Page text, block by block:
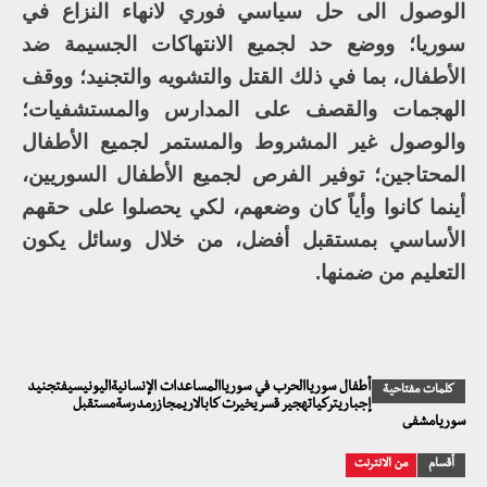
الوصول الى حل سياسي فوري لانهاء النزاع في
سوريا؛ ووضع حد لجميع الانتهاكات الجسيمة ضد
الأطفال، بما في ذلك القتل والتشويه والتجنيد؛ ووقف
الهجمات والقصف على المدارس والمستشفيات؛
والوصول غير المشروط والمستمر لجميع الأطفال
المحتاجين؛ توفير الفرص لجميع الأطفال السوريين،
أينما كانوا وأياً كان وضعهم، لكي يحصلوا على حقهم
الأساسي بمستقبل أفضل، من خلال وسائل يكون
التعليم من ضمنها.
كلمات مفتاحية
أطفال سورياالحرب في سورياالمساعدات الإنسانيةاليونيسيفتجنيد
إجباريتركياتهجير قسريخيرت كابالاريمجازرمدرسةمستقبل
سوريامشفى
أقسام من الانترنت